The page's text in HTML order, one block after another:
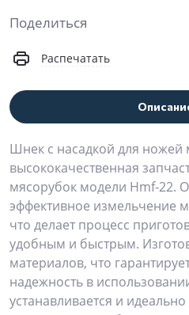
Поделиться
Распечатать
Шнек с насадкой для ножей
высококачественная
мясорубок модели Hmf-22.
эффективное измельчение
что делает процесс
удобным и быстрым.
материалов, что
надежность в
устанавливается и